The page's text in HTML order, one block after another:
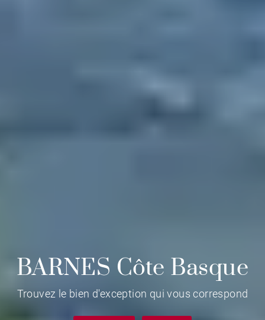
BARNES Côte Basque
Trouvez le bien d'exception qui vous correspond